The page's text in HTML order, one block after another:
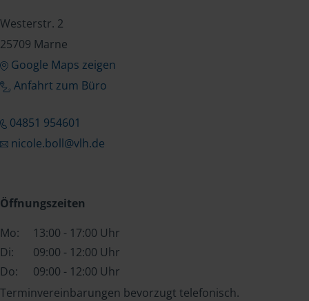
Westerstr. 2
25709 Marne
Google Maps zeigen
Anfahrt zum Büro
04851 954601
nicole.boll@vlh.de
Öffnungszeiten
Mo:
13:00 - 17:00 Uhr
Di:
09:00 - 12:00 Uhr
Do:
09:00 - 12:00 Uhr
Terminvereinbarungen bevorzugt telefonisch.